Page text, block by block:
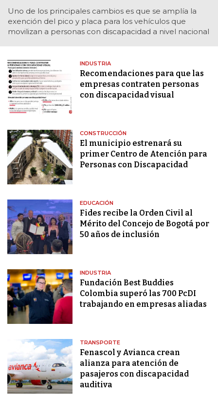
Uno de los principales cambios es que se amplía la
exención del pico y placa para los vehículos que
movilizan a personas con discapacidad a nivel nacional
INDUSTRIA
Recomendaciones para que las
empresas contraten personas
con discapacidad visual
CONSTRUCCIÓN
El municipio estrenará su
primer Centro de Atención para
Personas con Discapacidad
EDUCACIÓN
Fides recibe la Orden Civil al
Mérito del Concejo de Bogotá por
50 años de inclusión
INDUSTRIA
Fundación Best Buddies
Colombia superó las 700 PcDI
trabajando en empresas aliadas
TRANSPORTE
Fenascol y Avianca crean
alianza para atención de
pasajeros con discapacidad
auditiva